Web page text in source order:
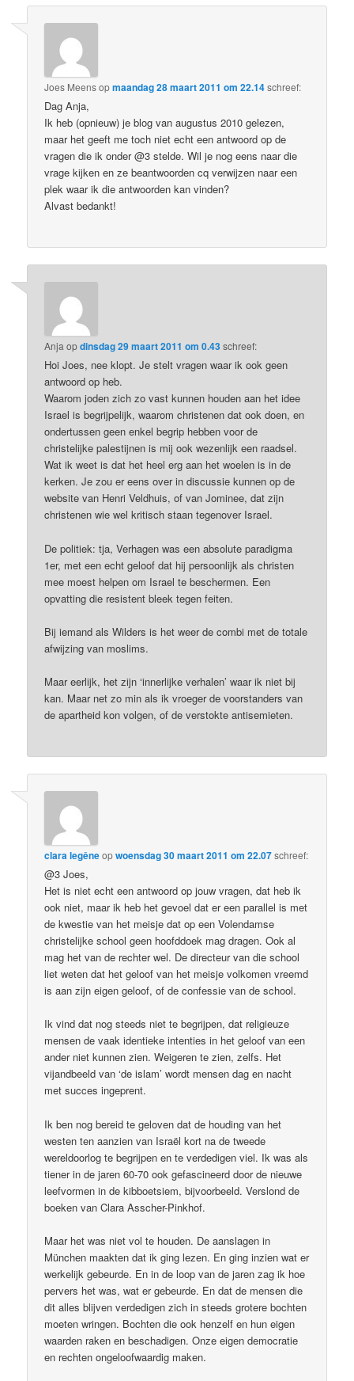
Joes Meensopmaandag 28 maart 2011 om 22.14schreef:
Dag Anja,
Ik heb (opnieuw) je blog van augustus 2010 gelezen,
maar het geeft me toch niet echt een antwoord op de
vragen die ik onder @3 stelde. Wil je nog eens naar die
vrage kijken en ze beantwoorden cq verwijzen naar een
plek waar ik die antwoorden kan vinden?
Alvast bedankt!
Anjaopdinsdag 29 maart 2011 om 0.43schreef:
Hoi Joes, nee klopt. Je stelt vragen waar ik ook geen
antwoord op heb.
Waarom joden zich zo vast kunnen houden aan het idee
Israel is begrijpelijk, waarom christenen dat ook doen, en
ondertussen geen enkel begrip hebben voor de
christelijke palestijnen is mij ook wezenlijk een raadsel.
Wat ik weet is dat het heel erg aan het woelen is in de
kerken. Je zou er eens over in discussie kunnen op de
website van Henri Veldhuis, of van Jominee, dat zijn
christenen wie wel kritisch staan tegenover Israel.
De politiek: tja, Verhagen was een absolute paradigma
1er, met een echt geloof dat hij persoonlijk als christen
mee moest helpen om Israel te beschermen. Een
opvatting die resistent bleek tegen feiten.
Bij iemand als Wilders is het weer de combi met de totale
afwijzing van moslims.
Maar eerlijk, het zijn ‘innerlijke verhalen’ waar ik niet bij
kan. Maar net zo min als ik vroeger de voorstanders van
de apartheid kon volgen, of de verstokte antisemieten.
clara legêneopwoensdag 30 maart 2011 om 22.07schreef:
@3 Joes,
Het is niet echt een antwoord op jouw vragen, dat heb ik
ook niet, maar ik heb het gevoel dat er een parallel is met
de kwestie van het meisje dat op een Volendamse
christelijke school geen hoofddoek mag dragen. Ook al
mag het van de rechter wel. De directeur van die school
liet weten dat het geloof van het meisje volkomen vreemd
is aan zijn eigen geloof, of de confessie van de school.
Ik vind dat nog steeds niet te begrijpen, dat religieuze
mensen de vaak identieke intenties in het geloof van een
ander niet kunnen zien. Weigeren te zien, zelfs. Het
vijandbeeld van ‘de islam’ wordt mensen dag en nacht
met succes ingeprent.
Ik ben nog bereid te geloven dat de houding van het
westen ten aanzien van Israël kort na de tweede
wereldoorlog te begrijpen en te verdedigen viel. Ik was als
tiener in de jaren 60-70 ook gefascineerd door de nieuwe
leefvormen in de kibboetsiem, bijvoorbeeld. Verslond de
boeken van Clara Asscher-Pinkhof.
Maar het was niet vol te houden. De aanslagen in
München maakten dat ik ging lezen. En ging inzien wat er
werkelijk gebeurde. En in de loop van de jaren zag ik hoe
pervers het was, wat er gebeurde. En dat de mensen die
dit alles blijven verdedigen zich in steeds grotere bochten
moeten wringen. Bochten die ook henzelf en hun eigen
waarden raken en beschadigen. Onze eigen democratie
en rechten ongeloofwaardig maken.